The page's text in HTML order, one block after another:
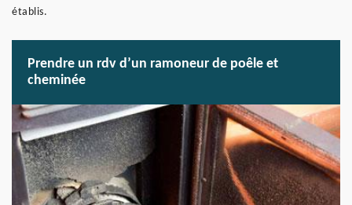
établis.
Prendre un rdv d’un ramoneur de poêle et
cheminée